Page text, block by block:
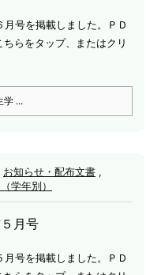
号を掲載しました。
ＰＤ
らをタップ、またはクリ
学 ...
お知らせ・配布文書 ,
学年別）
月号
号を掲載しました。
ＰＤ